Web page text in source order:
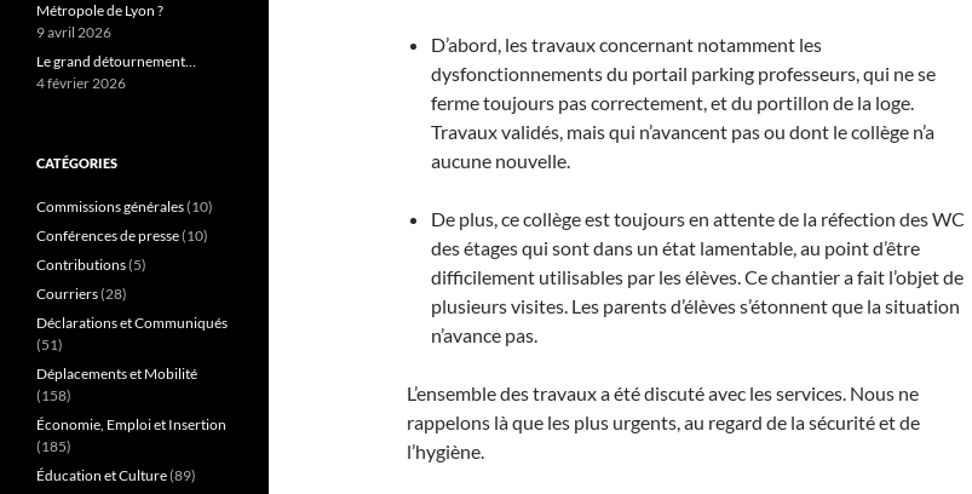
D’abord, les travaux concernant notamment les
dysfonctionnements du portail parking professeurs, qui ne se
ferme toujours pas correctement, et du portillon de la loge.
Travaux validés, mais qui n’avancent pas ou dont le collège n’a
aucune nouvelle.
De plus, ce collège est toujours en attente de la réfection des WC
des étages qui sont dans un état lamentable, au point d’être
difficilement utilisables par les élèves. Ce chantier a fait l’objet de
plusieurs visites. Les parents d’élèves s’étonnent que la situation
n’avance pas.
L’ensemble des travaux a été discuté avec les services. Nous ne
rappelons là que les plus urgents, au regard de la sécurité et de
l’hygiène.
Métropole de Lyon ?
9 avril 2026
Le grand détournement…
4 février 2026
CATÉGORIES
Commissions générales(10)
Conférences de presse(10)
Contributions(5)
Courriers(28)
Déclarations et Communiqués
(51)
Déplacements et Mobilité
(158)
Économie, Emploi et Insertion
(185)
Éducation et Culture(89)